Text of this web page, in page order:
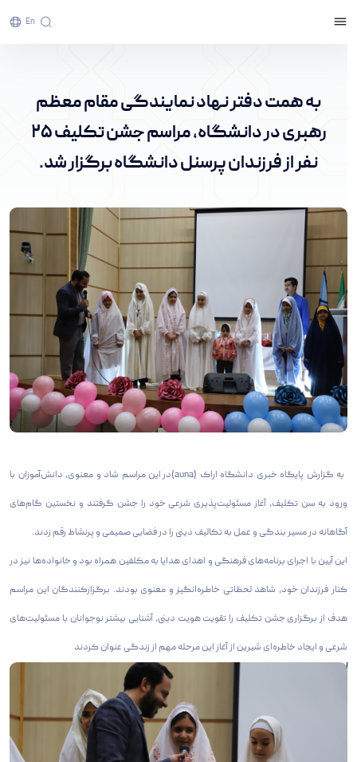
En
دانشگاه، مراسم جشن تکلیف ۲۵ نفر از فرزندان
پرسنل دانشگاه برگزار شد. - پرتال خبری دانشگاه
اراک
به همت دفتر نهاد نمایندگی مقام معظم
رهبری در دانشگاه، مراسم جشن تکلیف ۲۵
نفر از فرزندان پرسنل دانشگاه برگزار شد.
به گزارش پایگاه خبری دانشگاه اراک (auna)در این مراسم شاد و معنوی، دانش‌آموزان با
ورود به سن تکلیف، آغاز مسئولیت‌پذیری شرعی خود را جشن گرفتند و نخستین گام‌های
آگاهانه در مسیر بندگی و عمل به تکالیف دینی را در فضایی صمیمی و پرنشاط رقم زدند.
این آیین با اجرای برنامه‌های فرهنگی و اهدای هدایا به مکلفین همراه بود و خانواده‌ها نیز در
کنار فرزندان خود، شاهد لحظاتی خاطره‌انگیز و معنوی بودند. برگزارکنندگان این مراسم
هدف از برگزاری جشن تکلیف را تقویت هویت دینی، آشنایی بیشتر نوجوانان با مسئولیت‌های
شرعی و ایجاد خاطره‌ای شیرین از آغاز این مرحله مهم از زندگی عنوان کردند